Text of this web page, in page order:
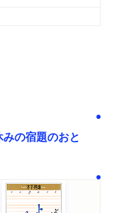
の宿題のおと